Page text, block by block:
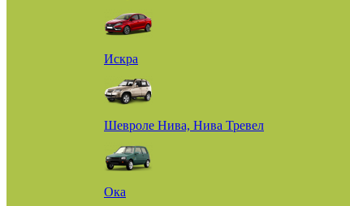
Искра
Шевроле Нива, Нива Тревел
Ока